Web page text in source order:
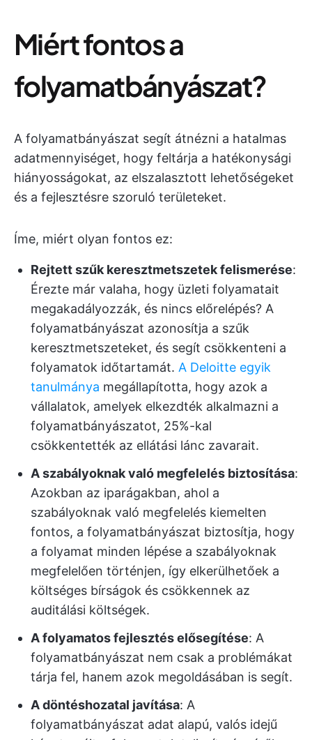
Miért fontos a
folyamatbányászat?
A folyamatbányászat segít átnézni a hatalmas
adatmennyiséget, hogy feltárja a hatékonysági
hiányosságokat, az elszalasztott lehetőségeket
és a fejlesztésre szoruló területeket.
Íme, miért olyan fontos ez:
Rejtett szűk keresztmetszetek felismerése:
Érezte már valaha, hogy üzleti folyamatait
megakadályozzák, és nincs előrelépés? A
folyamatbányászat azonosítja a szűk
keresztmetszeteket, és segít csökkenteni a
folyamatok időtartamát. A Deloitte egyik
tanulmánya megállapította, hogy azok a
vállalatok, amelyek elkezdték alkalmazni a
folyamatbányászatot, 25%-kal
csökkentették az ellátási lánc zavarait.
A szabályoknak való megfelelés biztosítása:
Azokban az iparágakban, ahol a
szabályoknak való megfelelés kiemelten
fontos, a folyamatbányászat biztosítja, hogy
a folyamat minden lépése a szabályoknak
megfelelően történjen, így elkerülhetőek a
költséges bírságok és csökkennek az
auditálási költségek.
A folyamatos fejlesztés elősegítése: A
folyamatbányászat nem csak a problémákat
tárja fel, hanem azok megoldásában is segít.
A döntéshozatal javítása: A
folyamatbányászat adat alapú, valós idejű